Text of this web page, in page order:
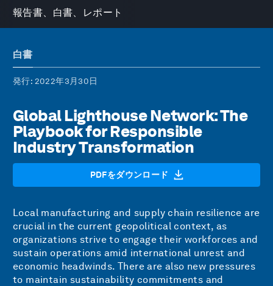
報告書、白書、レポート
白書
発行: 2022年3月30日
Global Lighthouse Network: The
Playbook for Responsible
Industry Transformation
PDFをダウンロード
Local manufacturing and supply chain resilience are
crucial in the current geopolitical context, as
organizations strive to engage their workforces and
sustain operations amid international unrest and
economic headwinds. There are also new pressures
to maintain sustainability commitments and